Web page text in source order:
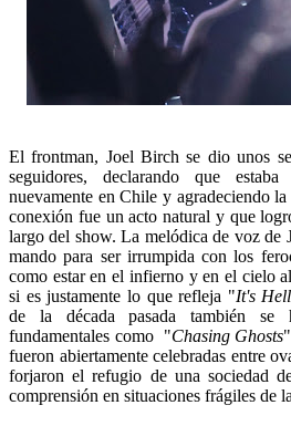
El frontman, Joel Birch se dio unos
seguidores, declarando que
nuevamente en Chile y agradeciendo
conexión fue un acto natural y que
largo del show. La melódica de voz de
mando para ser irrumpida con los
como estar en el infierno y en el cielo
si es justamente lo que refleja "It's
de la década pasada también se
fundamentales como "Chasing Ghosts
fueron abiertamente celebradas entre
forjaron el refugio de una sociedad
comprensión en situaciones frágiles de